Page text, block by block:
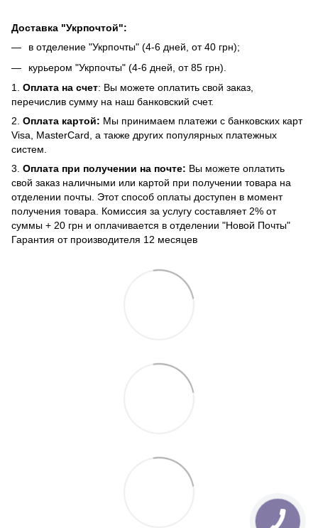
Доставка "Укрпочтой":
в отделение "Укрпочты" (4-6 дней, от 40 грн);
курьером "Укрпочты" (4-6 дней, от 85 грн).
1. Оплата на счет: Вы можете оплатить свой заказ,
перечислив сумму на наш банковский счет.
2. Оплата картой: Мы принимаем платежи с банковских карт
Visa, MasterCard, а также других популярных платежных
систем.
3. Оплата при получении на почте: Вы можете оплатить
свой заказ наличными или картой при получении товара на
отделении почты. Этот способ оплаты доступен в момент
получения товара. Комиссия за услугу составляет 2% от
суммы + 20 грн и оплачивается в отделении "Новой Почты"
Гарантия от производителя 12 месяцев